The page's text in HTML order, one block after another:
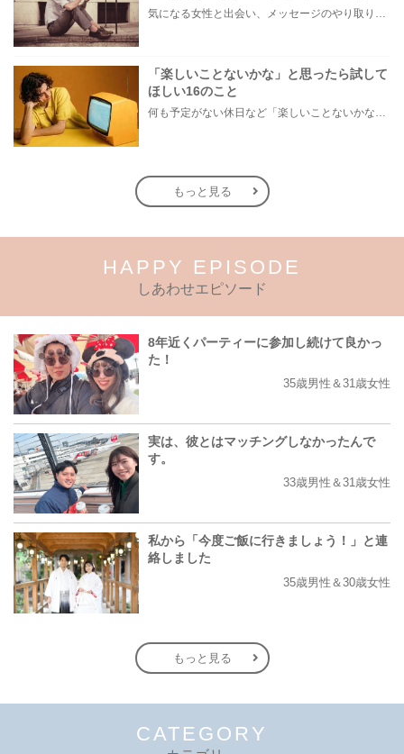
気になる女性と出会い、メッセージのやり取りを続けてく中で「この人いいな」と感じたら、次はデートに誘いたくなるもの。 しかし、中には「どう誘ったらいいの？」とお困りの男性もいらっしゃるのではないでしょうか。 そこで今回は、男性から女性へ送るLINEでのデートの誘い方のコツをご紹介します。例文も混じえながら解説するので、ぜひ参考にしてください。
「楽しいことないかな」と思ったら試して
ほしい16のこと
何も予定がない休日など「楽しいことないかな…」と感じたことがある人もいるのでは？ 日常が退屈に感じるなら、いますぐ楽しいことを始めましょう！ いますぐ楽しい気分になれる対処法から、恋愛・自分磨き・趣味などジャンル別の楽しいことまで、16の楽しいことアイデアを集めました♪ いままさに楽しいことを探している方は必見です。
もっと見る
HAPPY EPISODE
しあわせエピソード
8年近くパーティーに参加し続けて良かっ
た！
35歳男性＆31歳女性
実は、彼とはマッチングしなかったんで
す。
33歳男性＆31歳女性
私から「今度ご飯に行きましょう！」と連
絡しました
35歳男性＆30歳女性
もっと見る
CATEGORY